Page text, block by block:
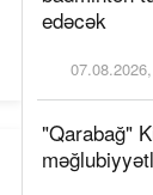
edəcək
"Qarabağ"